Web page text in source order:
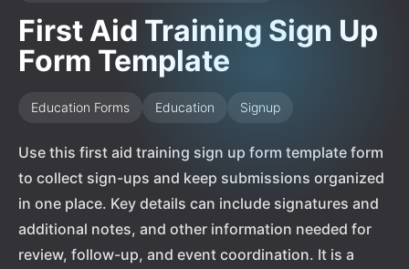
First Aid Training Sign Up
Form Template
Education Forms Education Signup
Use this first aid training sign up form template form
to collect sign-ups and keep submissions organized
in one place. Key details can include signatures and
additional notes, and other information needed for
review, follow-up, and event coordination. It is a